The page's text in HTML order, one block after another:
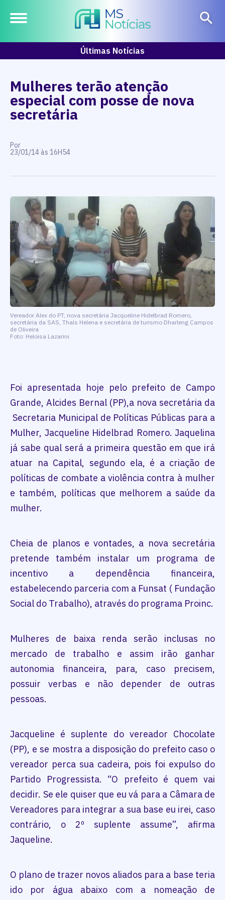
Últimas Notícias
Mulheres terão atenção
especial com posse de nova
secretária
Por
23/01/14 às 16H54
Vereador Alex do PT, nova secretária Jacqueline Hidelbrad Romero,
secretária da SAS, Thaís Helena e secretária de turismo Dharleng Campos
de Oliveira
Foto: Heloisa Lazarini
Foi apresentada hoje pelo prefeito de Campo
Grande, Alcides Bernal (PP),a nova secretária da
Secretaria Municipal de Políticas Públicas para a
Mulher, Jacqueline Hidelbrad Romero. Jaquelina
já sabe qual será a primeira questão em que irá
atuar na Capital, segundo ela, é a criação de
políticas de combate a violência contra à mulher
e também, políticas que melhorem a saúde da
mulher.
Cheia de planos e vontades, a nova secretária
pretende também instalar um programa de
incentivo a dependência financeira,
estabelecendo parceria com a Funsat ( Fundação
Social do Trabalho), através do programa Proinc.
Mulheres de baixa renda serão inclusas no
mercado de trabalho e assim irão ganhar
autonomia financeira, para, caso precisem,
possuir verbas e não depender de outras
pessoas.
Jacqueline é suplente do vereador Chocolate
(PP), e se mostra a disposição do prefeito caso o
vereador perca sua cadeira, pois foi expulso do
Partido Progressista. “O prefeito é quem vai
decidir. Se ele quiser que eu vá para a Câmara de
Vereadores para integrar a sua base eu irei, caso
contrário, o 2º suplente assume”, afirma
Jaqueline.
O plano de trazer novos aliados para a base teria
ido por água abaixo com a nomeação de